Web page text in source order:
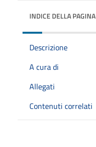
INDICE DELLA PAGINA
Descrizione
A cura di
Allegati
Contenuti correlati